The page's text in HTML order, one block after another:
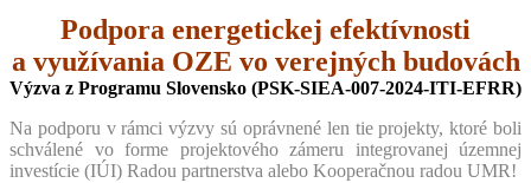
Podpora energetickej efektívnosti
a využívania OZE vo verejných budovách
Výzva z Programu Slovensko (PSK-SIEA-007-2024-ITI-EFRR)
Na podporu v rámci výzvy sú oprávnené len tie projekty, ktoré boli
schválené vo forme projektového zámeru integrovanej územnej
investície (IÚI) Radou partnerstva alebo Kooperačnou radou UMR!